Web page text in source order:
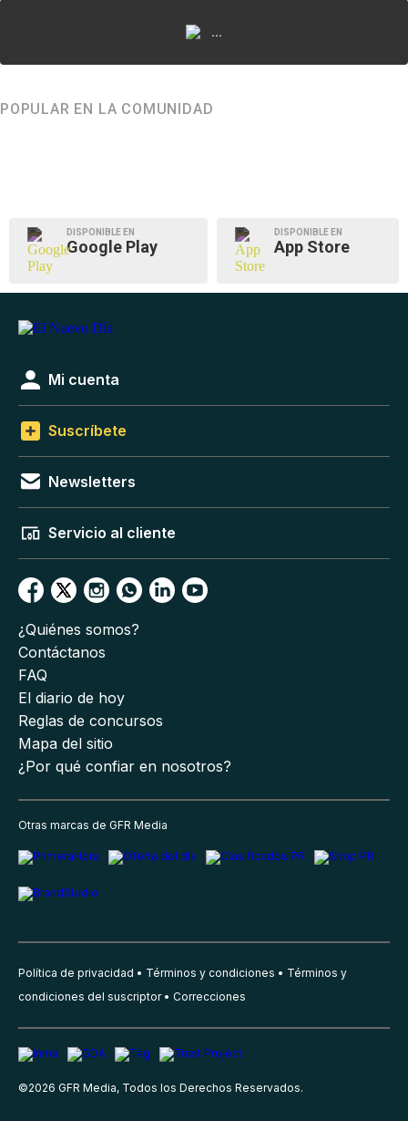
...
POPULAR EN LA COMUNIDAD
DISPONIBLE EN
Google Play
DISPONIBLE EN
App Store
Mi cuenta
Suscríbete
Newsletters
Servicio al cliente
¿Quiénes somos?
Contáctanos
FAQ
El diario de hoy
Reglas de concursos
Mapa del sitio
¿Por qué confiar en nosotros?
Otras marcas de GFR Media
Política de privacidad Términos y condiciones
Términos y
condiciones del suscriptor
Correcciones
©2026 GFR Media, Todos los Derechos Reservados.